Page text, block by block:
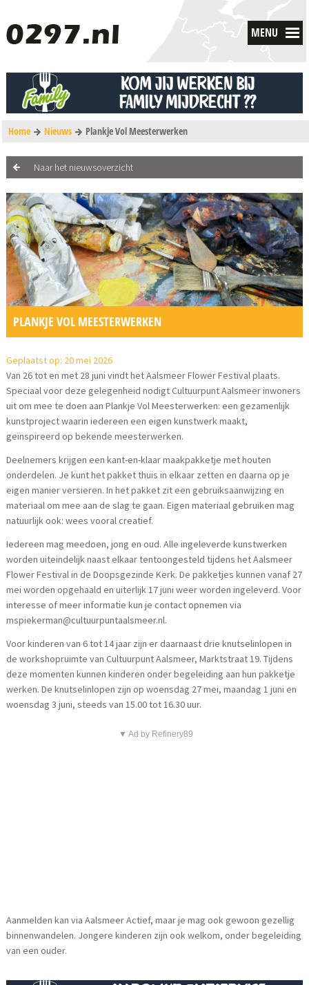
MENU
Home Nieuws Plankje Vol Meesterwerken
Naar het nieuwsoverzicht
PLANKJE VOL MEESTERWERKEN
Geplaatst op: 20 mei 2026
Van 26 tot en met 28 juni vindt het Aalsmeer Flower Festival plaats.
Speciaal voor deze gelegenheid nodigt Cultuurpunt Aalsmeer inwoners
uit om mee te doen aan Plankje Vol Meesterwerken: een gezamenlijk
kunstproject waarin iedereen een eigen kunstwerk maakt,
geïnspireerd op bekende meesterwerken.
Deelnemers krijgen een kant-en-klaar maakpakketje met houten
onderdelen. Je kunt het pakket thuis in elkaar zetten en daarna op je
eigen manier versieren. In het pakket zit een gebruiksaanwijzing en
materiaal om mee aan de slag te gaan. Eigen materiaal gebruiken mag
natuurlijk ook: wees vooral creatief.
Iedereen mag meedoen, jong en oud. Alle ingeleverde kunstwerken
worden uiteindelijk naast elkaar tentoongesteld tijdens het Aalsmeer
Flower Festival in de Doopsgezinde Kerk. De pakketjes kunnen vanaf 27
mei worden opgehaald en uiterlijk 17 juni weer worden ingeleverd. Voor
interesse of meer informatie kun je contact opnemen via
mspiekerman@cultuurpuntaalsmeer.nl.
Voor kinderen van 6 tot 14 jaar zijn er daarnaast drie knutselinlopen in
de workshopruimte van Cultuurpunt Aalsmeer, Marktstraat 19. Tijdens
deze momenten kunnen kinderen onder begeleiding aan hun pakketje
werken. De knutselinlopen zijn op woensdag 27 mei, maandag 1 juni en
woensdag 3 juni, steeds van 15.00 tot 16.30 uur.
▼ Ad by Refinery89
Aanmelden kan via Aalsmeer Actief, maar je mag ook gewoon gezellig
binnenwandelen. Jongere kinderen zijn ook welkom, onder begeleiding
van een ouder.